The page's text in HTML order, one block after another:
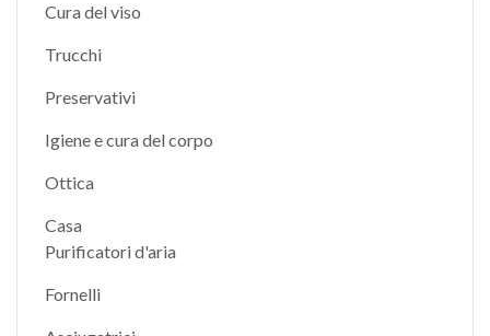
Cura del viso
Trucchi
Preservativi
Igiene e cura del corpo
Ottica
Casa
Purificatori d'aria
Fornelli